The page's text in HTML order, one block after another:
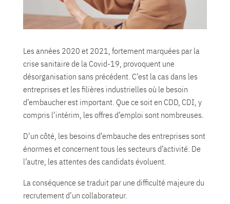
Les années 2020 et 2021, fortement marquées par la
crise sanitaire de la Covid-19, provoquent une
désorganisation sans précédent. C’est la cas dans les
entreprises et les filières industrielles où le besoin
d’embaucher est important. Que ce soit en CDD, CDI, y
compris l’intérim, les offres d’emploi sont nombreuses.
D’un côté, les besoins d’embauche des entreprises sont
énormes et concernent tous les secteurs d’activité. De
l’autre, les attentes des candidats évoluent.
La conséquence se traduit par une difficulté majeure du
recrutement d’un collaborateur.